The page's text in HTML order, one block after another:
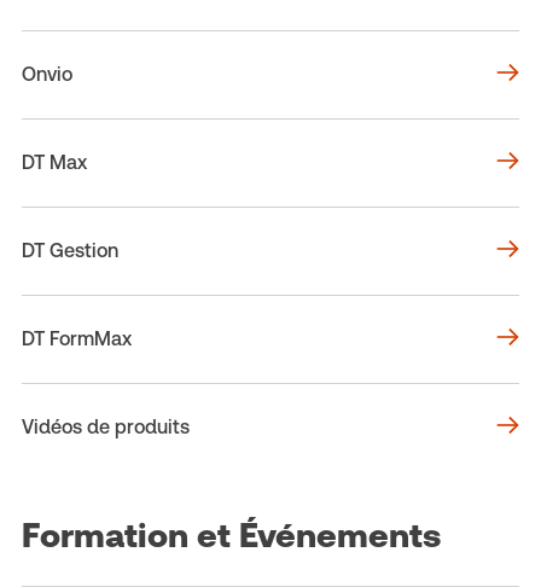
Onvio
DT Max
DT Gestion
DT FormMax
Vidéos de produits
Formation et Événements